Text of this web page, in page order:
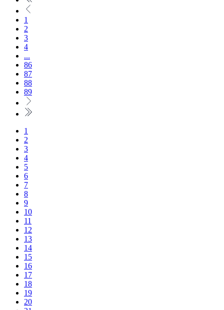
1
2
3
4
...
86
87
88
89
1
2
3
4
5
6
7
8
9
10
11
12
13
14
15
16
17
18
19
20